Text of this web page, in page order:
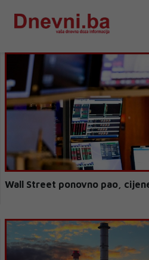
Wall Street ponovno pao,